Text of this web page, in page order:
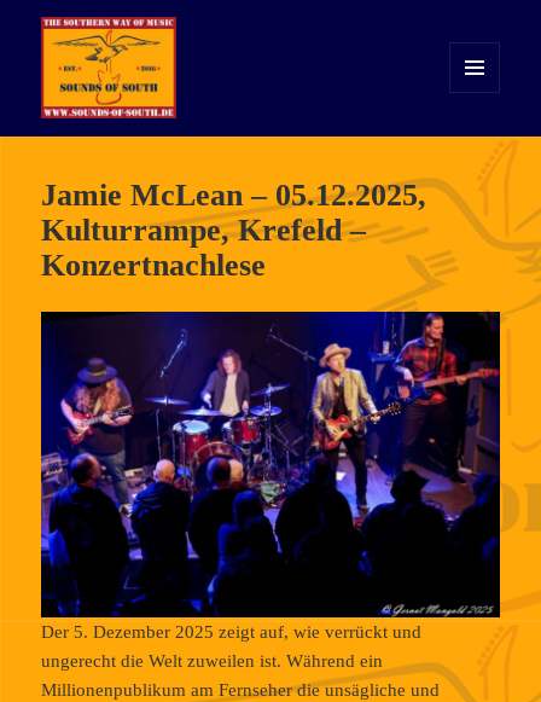
WIDGETS
Jamie McLean – 05.12.2025,
Kulturrampe, Krefeld –
Konzertnachlese
Der 5. Dezember 2025 zeigt auf, wie verrückt und
ungerecht die Welt zuweilen ist. Während ein
Millionenpublikum am Fernseher die unsägliche und